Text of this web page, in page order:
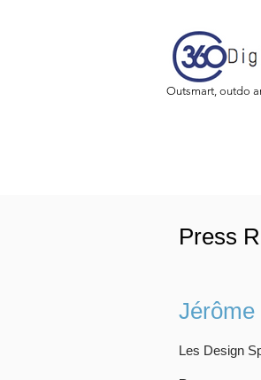
Outsmart, outdo
Press
Jérôme
Les Design